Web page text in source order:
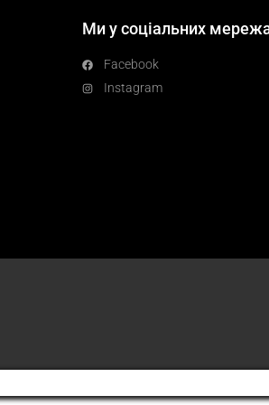
Ми у соціальних
Facebook
Instagram